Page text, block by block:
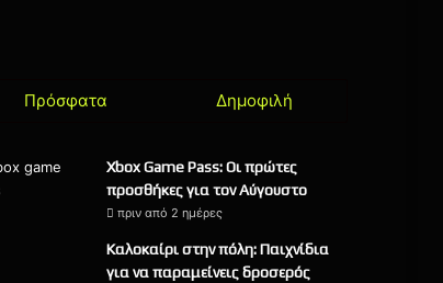
Πρόσφατα Δημοφιλή
Xbox Game Pass: Οι πρώτες
προσθήκες για τον Αύγουστο
πριν από 2 ημέρες
Καλοκαίρι στην πόλη: Παιχνίδια
για να παραμείνεις δροσερός